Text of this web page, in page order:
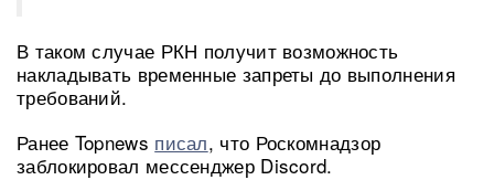
В таком случае РКН получит возможность
накладывать временные запреты до выполнения
требований.
Ранее Topnews писал, что Роскомнадзор
заблокировал мессенджер Discord.